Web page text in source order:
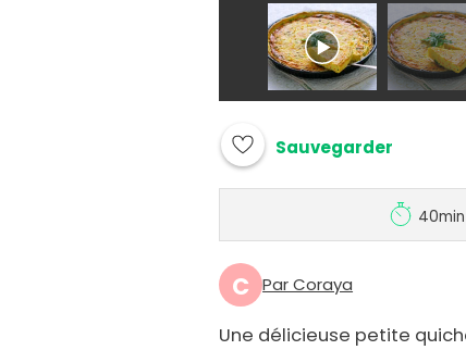
Sauvegarder
40min
C Par Coraya
Une délicieuse petite